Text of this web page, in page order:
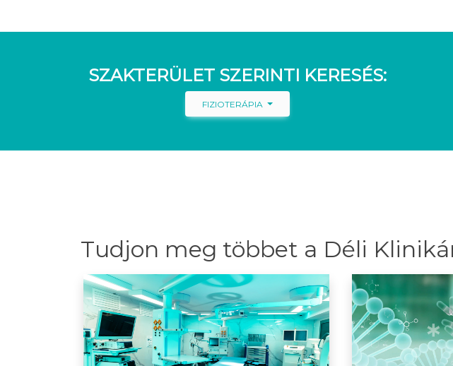
SZAKTERÜLET SZERINTI KERESÉS:
FIZIOTERÁPIA
Tudjon meg többet a Déli